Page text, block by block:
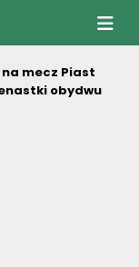
na mecz Piast
obydwu